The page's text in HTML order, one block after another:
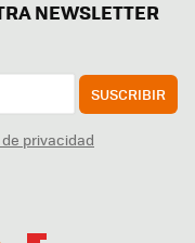
NEWSLETTER
SUSCRIBIR
privacidad